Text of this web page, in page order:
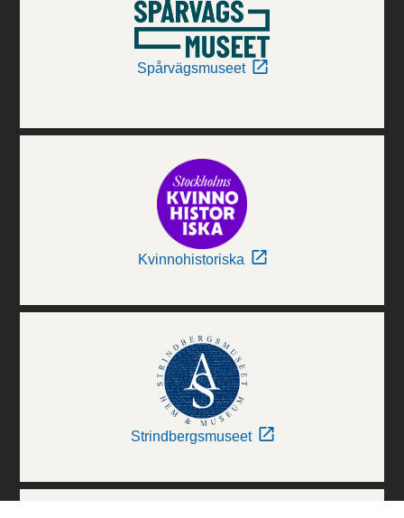
Spårvägsmuseet
Kvinnohistoriska
Strindbergsmuseet